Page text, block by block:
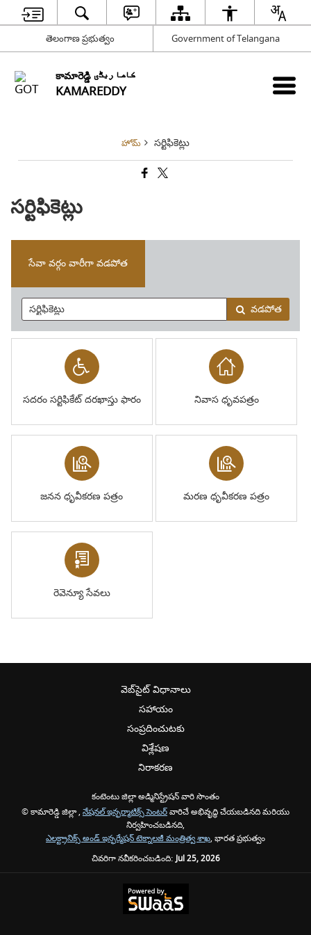
తెలంగాణ ప్రభుత్వం Government of Telangana
కామారెడ్డి کاما ریڈّی
KAMAREDDY
హోమ్ సర్టిఫికెట్లు
సర్టిఫికెట్లు
సేవా వర్గం వారీగా వడపోత
వడపోత
సదరం సర్టిఫికేట్ దరఖాస్తు ఫారం నివాస ధృవపత్రం
జనన ధృవీకరణ పత్రం మరణ ధృవీకరణ పత్రం
రెవెన్యూ సేవలు
వెబ్‌సైట్ విధానాలు
సహాయం
సంప్రదించుటకు
విశ్లేషణ
నిరాకరణ
కంటెంటు జిల్లా అడ్మినిస్ట్రేషన్ వారి సొంతం
© కామారెడ్డి జిల్లా , నేషనల్ ఇన్ఫర్మాటిక్స్ సెంటర్వారిచే అభివృద్ధి చేయబడినది మరియు
నిర్వహించబడినది,
ఎలక్ట్రానిక్స్ అండ్ ఇన్ఫర్మేషన్ టెక్నాలజీ మంత్రిత్వ శాఖ, భారత ప్రభుత్వం
చివరిగా నవీకరించబడింది:Jul 25, 2026